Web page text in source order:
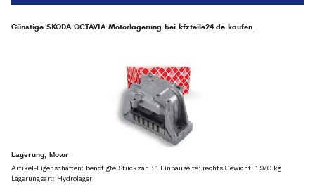
Günstige SKODA OCTAVIA Motorlagerung bei kfzteile24.de kaufen.
Lagerung, Motor
Artikel-Eigenschaften: benötigte Stückzahl: 1 Einbauseite: rechts Gewicht: 1,970 kg
Lagerungsart: Hydrolager